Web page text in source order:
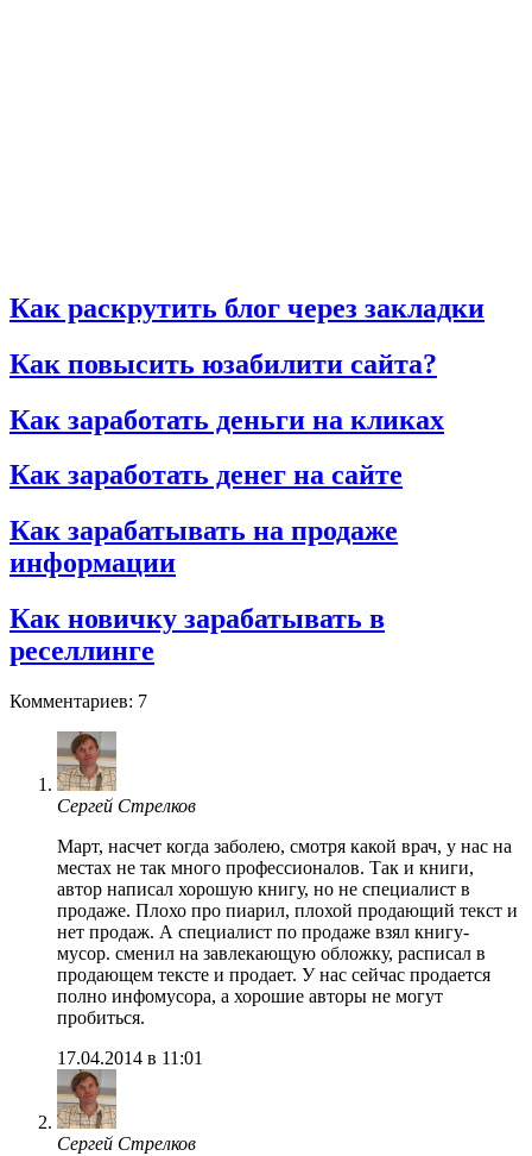
Как раскрутить блог через закладки
Как повысить юзабилити сайта?
Как заработать деньги на кликах
Как заработать денег на сайте
Как зарабатывать на продаже
информации
Как новичку зарабатывать в
реселлинге
Комментариев: 7
Сергей Стрелков
Март, насчет когда заболею, смотря какой врач, у нас на
местах не так много профессионалов. Так и книги,
автор написал хорошую книгу, но не специалист в
продаже. Плохо про пиарил, плохой продающий текст и
нет продаж. А специалист по продаже взял книгу-
мусор. сменил на завлекающую обложку, расписал в
продающем тексте и продает. У нас сейчас продается
полно инфомусора, а хорошие авторы не могут
пробиться.
17.04.2014 в 11:01
Сергей Стрелков